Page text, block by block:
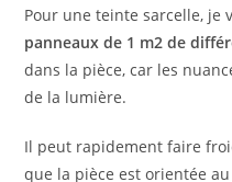
Pour une teinte sarcelle, je
panneaux de 1 m2 de
dans la pièce, car les
de la lumière.
Il peut rapidement faire
que la pièce est orientée